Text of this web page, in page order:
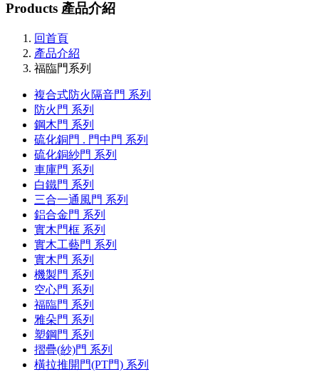
Products 產品介紹
回首頁
產品介紹
福臨門系列
複合式防火隔音門 系列
防火門 系列
鋼木門 系列
硫化銅門 . 門中門 系列
硫化銅紗門 系列
車庫門 系列
白鐵門 系列
三合一通風門 系列
鋁合金門 系列
實木門框 系列
實木工藝門 系列
實木門 系列
機製門 系列
空心門 系列
福臨門 系列
雅朵門 系列
塑鋼門 系列
摺疊(紗)門 系列
橫拉推開門(PT門) 系列